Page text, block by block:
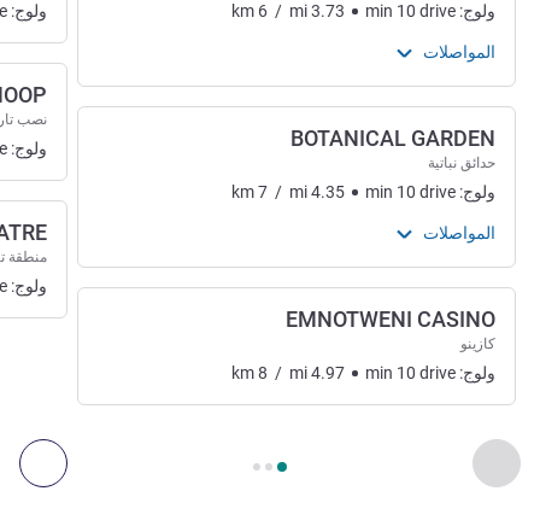
السابق - الفن والثقافة والترفيهالصفحة
ولوج: km 6 / mi3.73 min 10 drive
المواصلات
BOTANICAL GARDEN
حدائق نباتية
ولوج: km7 / mi4.35 min 10 drive
المواصلات
EMNOTWENI CASINO
كازينو
ولوج: km8 / mi4.97 min 10 drive
ولوج:
نصب
ولوج:
منطقة
ولوج: